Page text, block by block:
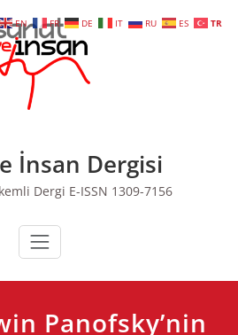
İnsan Dergisi
Dergi E-ISSN 1309-7156
Panofsky’nin
EN FR DE IT RU ES TR